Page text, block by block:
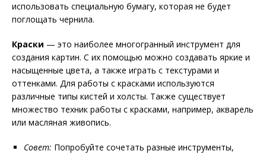
использовать специальную бумагу, которая не будет
поглощать чернила.
Краски — это наиболее многогранный инструмент для
создания картин. С их помощью можно создавать яркие и
насыщенные цвета, а также играть с текстурами и
оттенками. Для работы с красками используются
различные типы кистей и холсты. Также существует
множество техник работы с красками, например, акварель
или масляная живопись.
Совет: Попробуйте сочетать разные инструменты,